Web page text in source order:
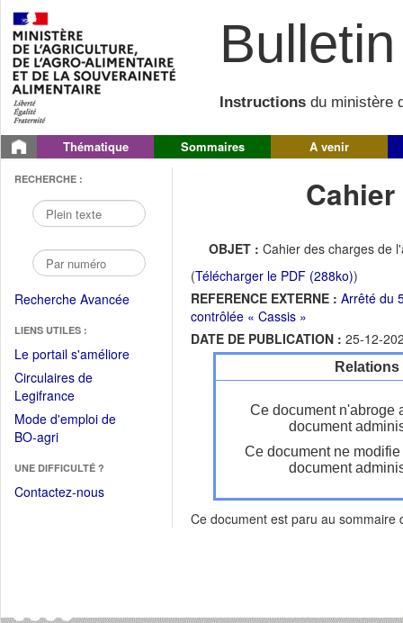
Instructions du ministère
Thématique Sommaires A venir
RECHERCHE :
Recherche Avancée
LIENS UTILES :
Le portail s'améliore(Fichier
Circulaires de
Legifrance(Ouvrir
dans
une
fenêtre)
Mode d'emploi de
BO-agri(Ouvrir
une
nouvelle
UNE DIFFICULTÉ ?
Contactez-nous
OBJET : Cahier des charges de
(Télécharger le PDF (288ko))
REFERENCE EXTERNE : Arrêté du
contrôlée « Cassis »
DATE DE PUBLICATION : 25-12-
Ce document n'abroge
document
Ce document ne
document
Ce document est paru au sommaire